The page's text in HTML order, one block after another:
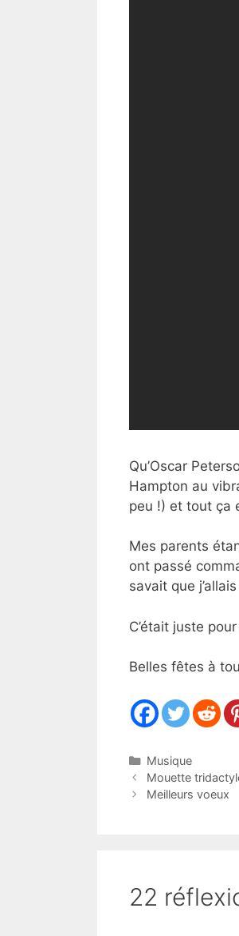
Qu’Oscar
Hampton au
peu !) et tout ça
Mes parents
ont passé
savait que
C’était juste
Belles fêtes à
Catégories
Musique
Mouette
Meilleurs voeux
22